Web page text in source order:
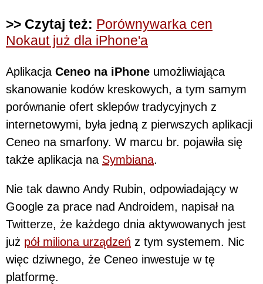
>> Czytaj też: Porównywarka cen
Nokaut już dla iPhone'a
Aplikacja Ceneo na iPhone umożliwiająca
skanowanie kodów kreskowych, a tym samym
porównanie ofert sklepów tradycyjnych z
internetowymi, była jedną z pierwszych aplikacji
Ceneo na smarfony. W marcu br. pojawiła się
także aplikacja na Symbiana.
Nie tak dawno Andy Rubin, odpowiadający w
Google za prace nad Androidem, napisał na
Twitterze, że każdego dnia aktywowanych jest
już pół miliona urządzeń z tym systemem. Nic
więc dziwnego, że Ceneo inwestuje w tę
platformę.